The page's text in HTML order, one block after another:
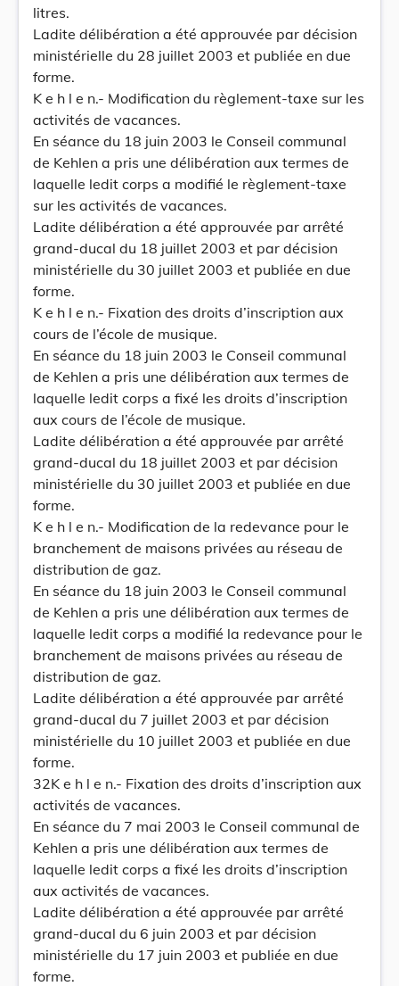
litres.
Ladite délibération a été approuvée par décision
ministérielle du 28 juillet 2003 et publiée en due
forme.
K e h l e n.- Modification du règlement-taxe sur les
activités de vacances.
En séance du 18 juin 2003 le Conseil communal
de Kehlen a pris une délibération aux termes de
laquelle ledit corps a modifié le règlement-taxe
sur les activités de vacances.
Ladite délibération a été approuvée par arrêté
grand-ducal du 18 juillet 2003 et par décision
ministérielle du 30 juillet 2003 et publiée en due
forme.
K e h l e n.- Fixation des droits d’inscription aux
cours de l’école de musique.
En séance du 18 juin 2003 le Conseil communal
de Kehlen a pris une délibération aux termes de
laquelle ledit corps a fixé les droits d’inscription
aux cours de l’école de musique.
Ladite délibération a été approuvée par arrêté
grand-ducal du 18 juillet 2003 et par décision
ministérielle du 30 juillet 2003 et publiée en due
forme.
K e h l e n.- Modification de la redevance pour le
branchement de maisons privées au réseau de
distribution de gaz.
En séance du 18 juin 2003 le Conseil communal
de Kehlen a pris une délibération aux termes de
laquelle ledit corps a modifié la redevance pour le
branchement de maisons privées au réseau de
distribution de gaz.
Ladite délibération a été approuvée par arrêté
grand-ducal du 7 juillet 2003 et par décision
ministérielle du 10 juillet 2003 et publiée en due
forme.
32K e h l e n.- Fixation des droits d’inscription aux
activités de vacances.
En séance du 7 mai 2003 le Conseil communal de
Kehlen a pris une délibération aux termes de
laquelle ledit corps a fixé les droits d’inscription
aux activités de vacances.
Ladite délibération a été approuvée par arrêté
grand-ducal du 6 juin 2003 et par décision
ministérielle du 17 juin 2003 et publiée en due
forme.